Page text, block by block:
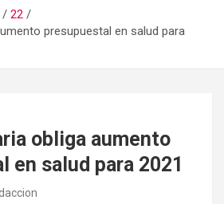
22
presupuestal en salud para
obliga aumento
en salud para 2021